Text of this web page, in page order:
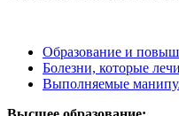
Образование и
Болезни, которые
Выполняемые